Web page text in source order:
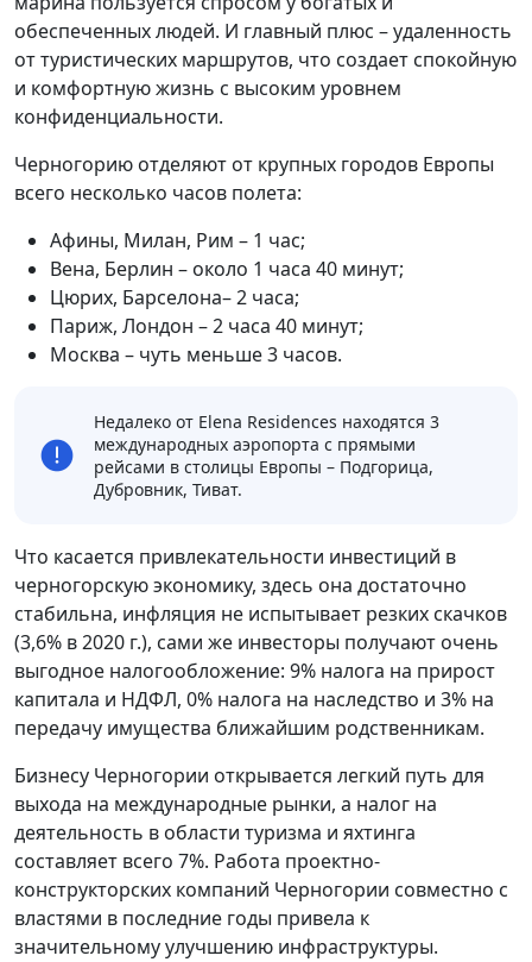
обеспеченных людей. И главный плюс – удаленность
от туристических маршрутов, что создает спокойную
и комфортную жизнь с высоким уровнем
конфиденциальности.
Черногорию отделяют от крупных городов Европы
всего несколько часов полета:
Афины, Милан, Рим – 1 час;
Вена, Берлин – около 1 часа 40 минут;
Цюрих, Барселона– 2 часа;
Париж, Лондон – 2 часа 40 минут;
Москва – чуть меньше 3 часов.
Недалеко от Elena Residences находятся 3
международных аэропорта с прямыми
рейсами в столицы Европы – Подгорица,
Дубровник, Тиват.
Что касается привлекательности инвестиций в
черногорскую экономику, здесь она достаточно
стабильна, инфляция не испытывает резких скачков
(3,6% в 2020 г.), сами же инвесторы получают очень
выгодное налогообложение: 9% налога на прирост
капитала и НДФЛ, 0% налога на наследство и 3% на
передачу имущества ближайшим родственникам.
Бизнесу Черногории открывается легкий путь для
выхода на международные рынки, а налог на
деятельность в области туризма и яхтинга
составляет всего 7%. Работа проектно-
конструкторских компаний Черногории совместно с
властями в последние годы привела к
значительному улучшению инфраструктуры.